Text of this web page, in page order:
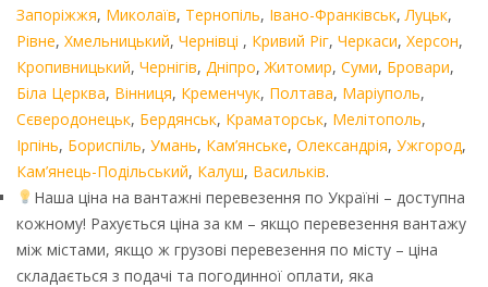
Запоріжжя, Миколаїв, Тернопіль, Івано-Франківськ,Луцьк,
Рівне, Хмельницький, Чернівці , Кривий Ріг, Черкаси, Херсон,
Кропивницький, Чернігів, Дніпро,Житомир, Суми, Бровари,
Біла Церква, Вінниця, Кременчук, Полтава, Маріуполь,
Сєверодонецьк, Бердянськ, Краматорськ, Мелітополь,
Ірпінь, Бориспіль, Умань, Кам’янське, Олександрія, Ужгород,
Кам’янець-Подільський, Калуш, Васильків.
Наша ціна на вантажні перевезення по Україні – доступна
кожному! Рахується ціна за км – якщо перевезення вантажу
між містами, якщо ж грузові перевезення по місту – ціна
складається з подачі та погодинної оплати, яка